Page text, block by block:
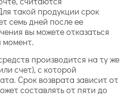
такой продукции срок
семь дней после ее
вы можете отказаться
момент.
производится на ту же
счет), с которой
Срок возврата зависит от
составлять от пяти до